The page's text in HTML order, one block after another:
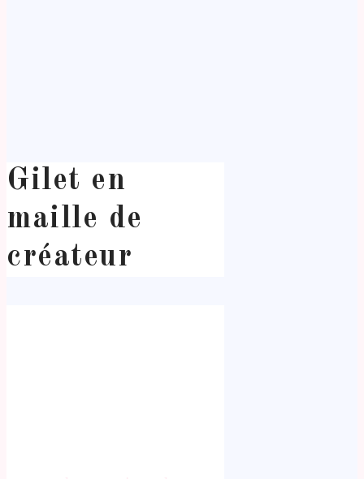
Gilet en
maille de
créateur